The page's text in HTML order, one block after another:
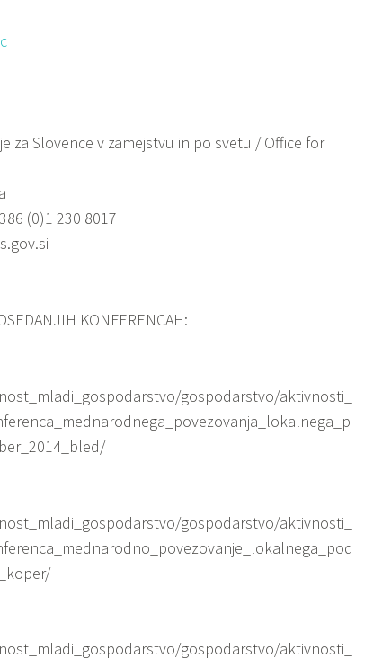
za Slovence v zamejstvu in po svetu / Office for
(0)1 230 8017
KONFERENCAH:
gospodarstvo/aktivnosti_
gospodarstvo/aktivnosti_
gospodarstvo/aktivnosti_